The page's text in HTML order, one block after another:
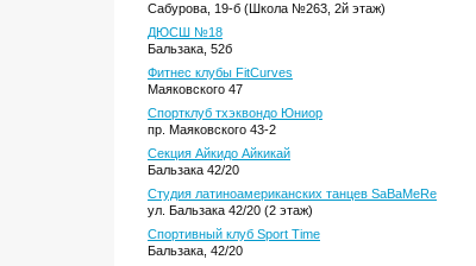
Сабурова, 19-б (Школа №263, 2й этаж)
ДЮСШ №18
Бальзака, 52б
Фитнес клубы FitCurves
Маяковского 47
Спортклуб тхэквондо Юниор
пр. Маяковского 43-2
Секция Айкидо Айкикай
Бальзака 42/20
Студия латиноамериканских танцев SaBaMeRe
ул. Бальзака 42/20 (2 этаж)
Спортивный клуб Sport Time
Бальзака, 42/20